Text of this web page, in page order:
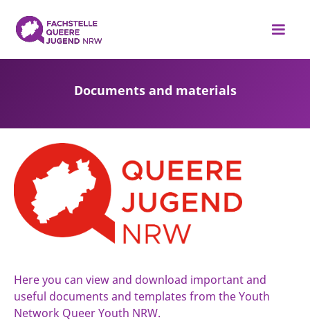
Documents and materials
Here you can view and download important and
useful documents and templates from the Youth
Network Queer Youth NRW.